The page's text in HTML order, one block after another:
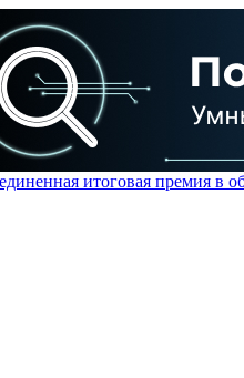
итоговая премия в